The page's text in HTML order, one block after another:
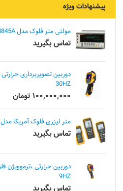
پیشنهادات ویژه
مولتی متر فلوک مدل Fluke 8845A و Fluke 8846A
تماس بگیرید
30HZ
۱۰۰,۰۰۰,۰۰۰ تومان
متر لیزری فلوک آمریکا مدل Fluke 424D
تماس بگیرید
9HZ
تماس بگیرید